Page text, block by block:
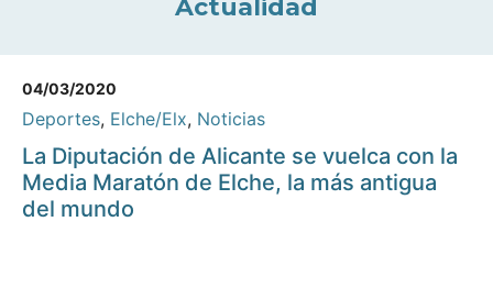
Actualidad
04/03/2020
Deportes, Elche/Elx, Noticias
La Diputación de Alicante se vuelca con la
Media Maratón de Elche, la más antigua
del mundo